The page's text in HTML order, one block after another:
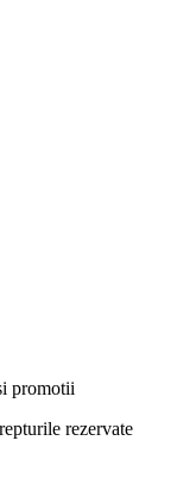
promotii
rezervate